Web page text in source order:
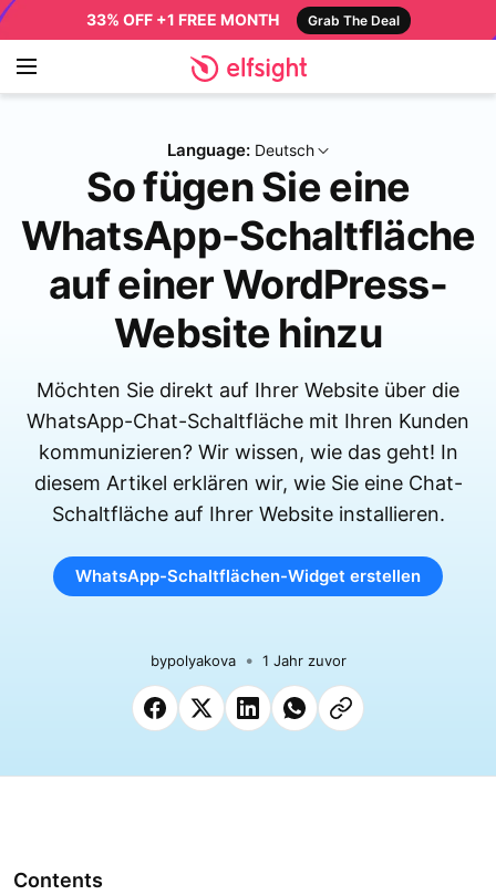
33% OFF +1 FREE MONTH Grab The Deal
Language: Deutsch
So fügen Sie eine
WhatsApp-Schaltfläche
auf einer WordPress-
Website hinzu
Möchten Sie direkt auf Ihrer Website über die
WhatsApp-Chat-Schaltfläche mit Ihren Kunden
kommunizieren? Wir wissen, wie das geht! In
diesem Artikel erklären wir, wie Sie eine Chat-
Schaltfläche auf Ihrer Website installieren.
WhatsApp-Schaltflächen-Widget erstellen
bypolyakova 1 Jahr zuvor
Contents